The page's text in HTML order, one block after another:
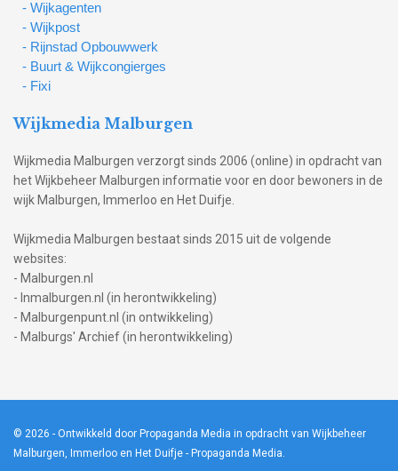
- Wijkagenten
- Wijkpost
- Rijnstad Opbouwwerk
- Buurt & Wijkcongierges
- Fixi
Wijkmedia Malburgen
Wijkmedia Malburgen verzorgt sinds 2006 (online) in opdracht van
het Wijkbeheer Malburgen informatie voor en door bewoners in de
wijk Malburgen, Immerloo en Het Duifje.
Wijkmedia Malburgen bestaat sinds 2015 uit de volgende
websites:
- Malburgen.nl
- Inmalburgen.nl (in herontwikkeling)
- Malburgenpunt.nl (in ontwikkeling)
- Malburgs' Archief (in herontwikkeling)
© 2026 - Ontwikkeld door Propaganda Media in opdracht van Wijkbeheer
Malburgen, Immerloo en Het Duifje - Propaganda Media.